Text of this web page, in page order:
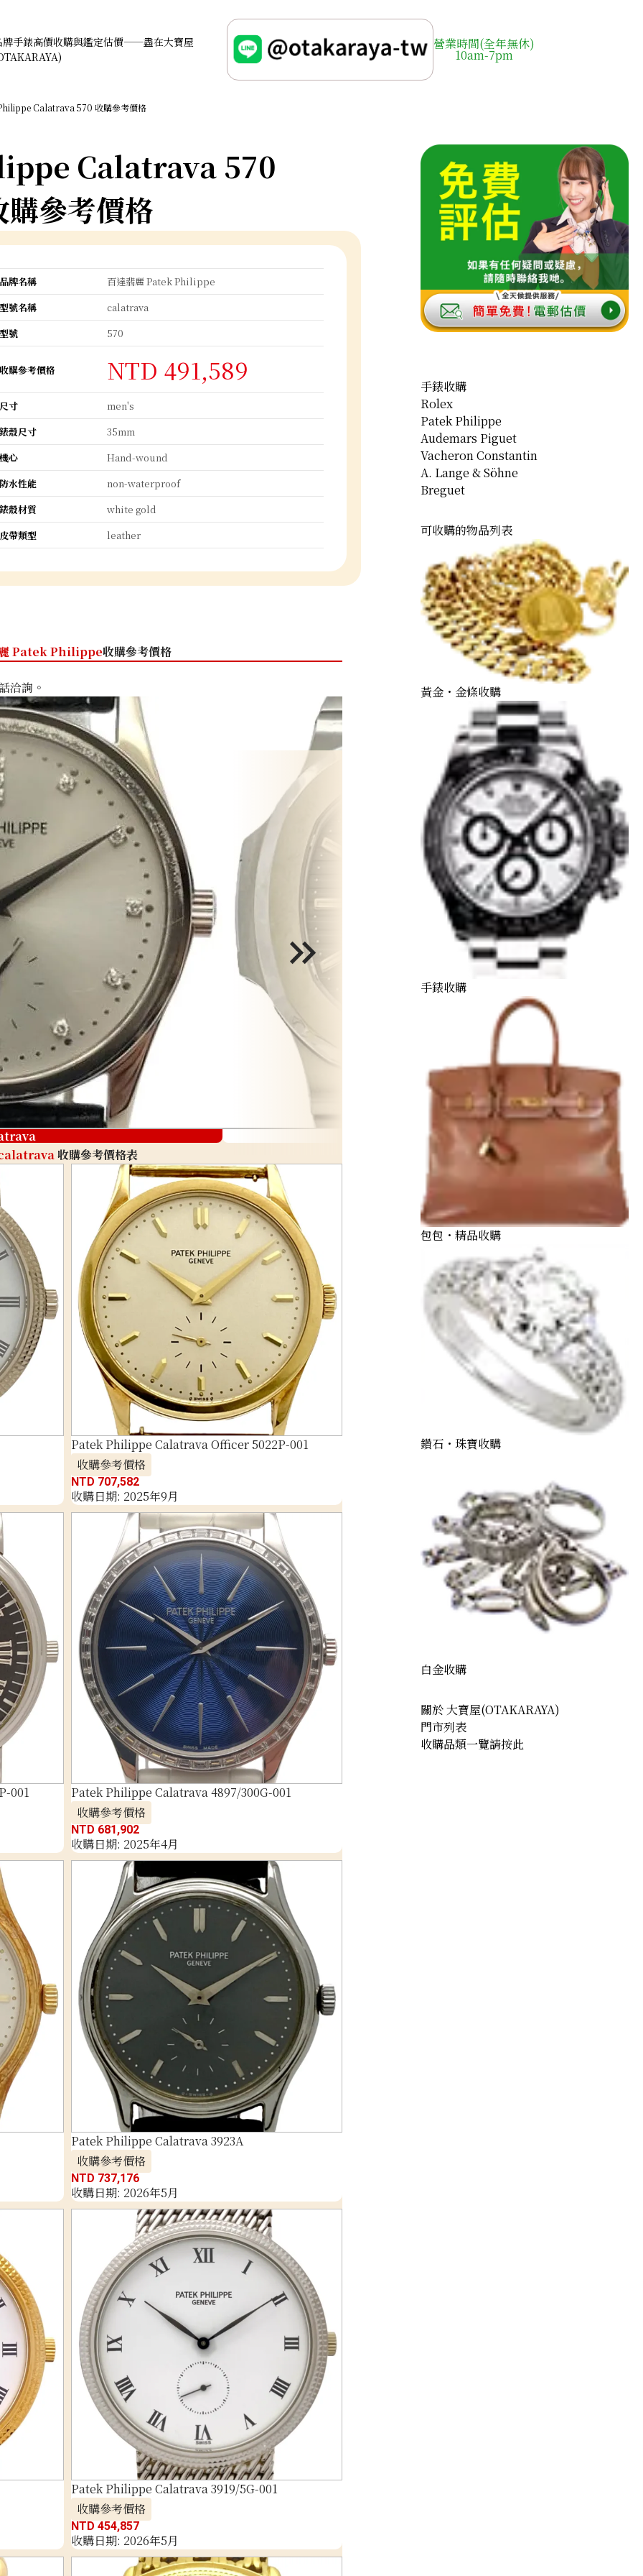
牌手錶高價收購與鑑定估價——盡在大寶屋
營業時間(全年無休)
10am-7pm
Calatrava 570 收購參考價格
Calatrava 570
購參考價格
牌名稱
百達翡麗 Patek Philippe
號名稱
calatrava
號
570
購參考價格 NTD 491,589
寸
men's
殼尺寸
35mm
心
Hand-wound
水性能
non-waterproof
殼材質
white gold
帶類型
leather
Patek Philippe收購參考價格
洽詢。
百達翡麗 Patek Philippe
收購參考價格表
Patek Philippe Calatrava Officer 5022P-001
收購參考價格
NTD 707,582
收購日期: 2025年9月
001
Patek Philippe Calatrava 4897/300G-001
收購參考價格
NTD 681,902
收購日期: 2025年4月
Patek Philippe Calatrava 3923A
收購參考價格
NTD 737,176
收購日期: 2026年5月
Patek Philippe Calatrava 3919/5G-001
收購參考價格
NTD 454,857
收購日期: 2026年5月
手錶收購
Rolex
Patek Philippe
Audemars Piguet
Vacheron Constantin
A. Lange & Söhne
Breguet
可收購的物品列表
黃金・金條收購
手錶收購
包包・精品收購
鑽石・珠寶收購
白金收購
關於 大寶屋(OTAKARAYA)
門市列表
收購品類一覽請按此